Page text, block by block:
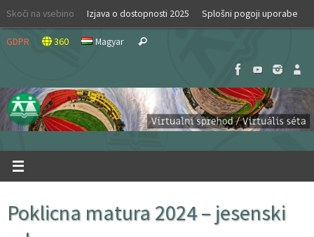
Skip
content
Skoči na vsebino Izjava o dostopnosti 2025 Splošni pogoji uporabe
GDPR 360 Magyar Search
Poklicna matura 2024 – jesenski